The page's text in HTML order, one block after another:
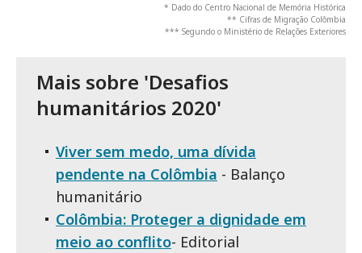
* Dado do Centro Nacional de Memória Histórica
** Cifras de Migração Colômbia
*** Segundo o Ministério de Relações Exteriores
Mais sobre 'Desafios
humanitários 2020'
Viver sem medo, uma dívida
pendente na Colômbia - Balanço
humanitário
Colômbia: Proteger a dignidade em
meio ao conflito- Editorial